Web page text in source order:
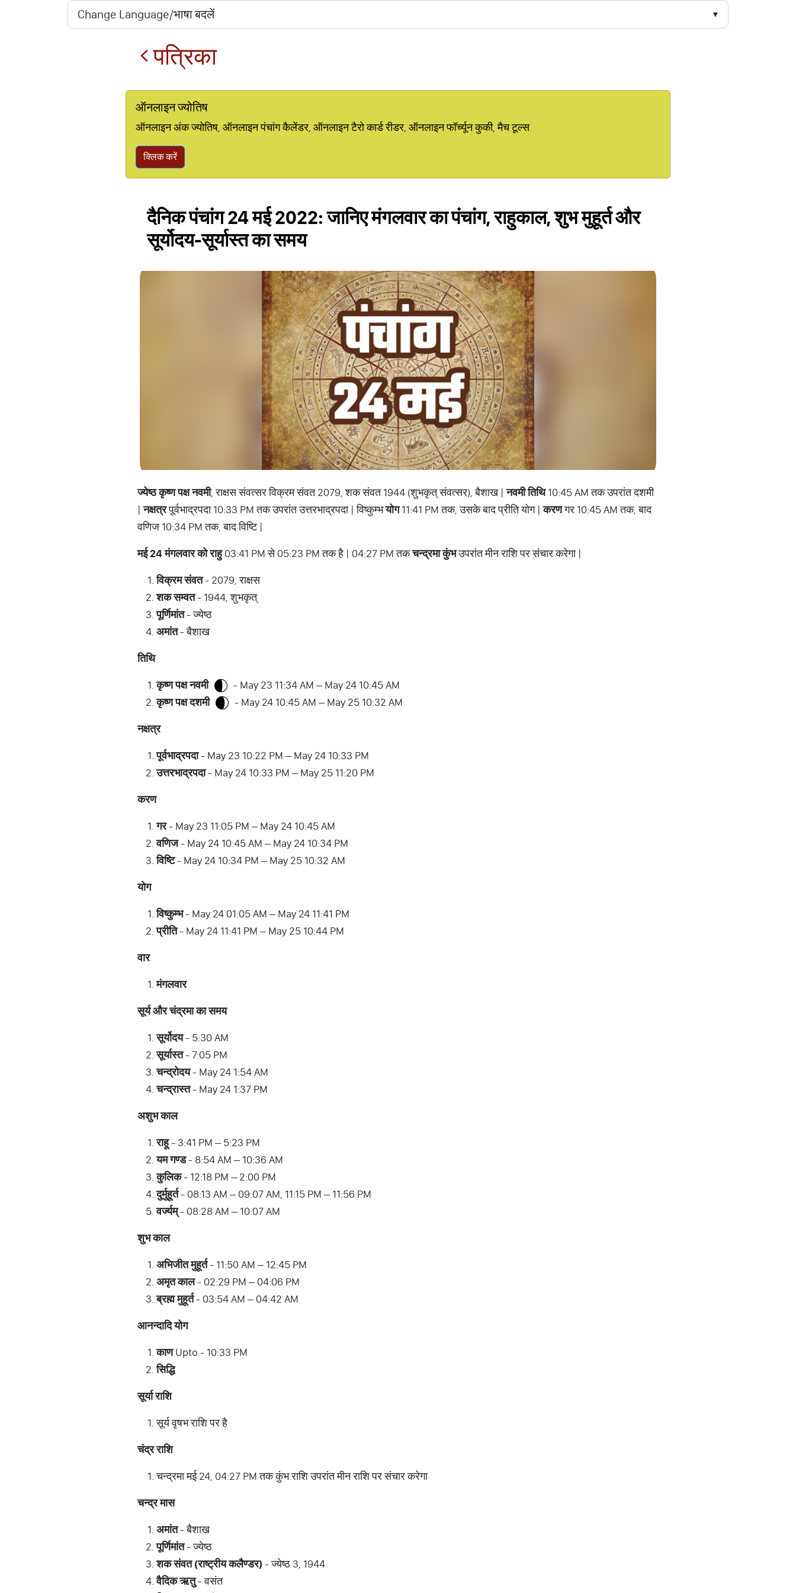
पत्रिका
ऑनलाइन ज्योतिष
ऑनलाइन अंक ज्योतिष, ऑनलाइन पंचांग कैलेंडर, ऑनलाइन टैरो कार्ड रीडर, ऑनलाइन फॉर्च्यून कुकी, मैच टूल्स
क्लिक करें
दैनिक पंचांग 24 मई 2022: जानिए मंगलवार का पंचांग, राहुकाल, शुभ मुहूर्त और
सूर्योदय-सूर्यास्त का समय
ज्येष्ठकृष्णपक्षनवमी, राक्षस संवत्सर विक्रम संवत 2079, शक संवत 1944 (शुभकृत् संवत्सर), बैशाख |नवमीतिथि10:45 AM तक उपरांत दशमी
|नक्षत्रपूर्वभाद्रपदा 10:33 PM तक उपरांत उत्तरभाद्रपदा | विष्कुम्भयोग11:41 PM तक, उसके बाद प्रीति योग |करणगर 10:45 AM तक, बाद
वणिज 10:34 PM तक, बाद विष्टि |
मई24मंगलवारकोराहु 03:41 PM से 05:23 PM तक है | 04:27 PM तकचन्द्रमाकुंभउपरांत मीन राशि पर संचार करेगा |
विक्रमसंवत- 2079, राक्षस
शकसम्वत- 1944, शुभकृत्
पूर्णिमांत- ज्येष्ठ
अमांत- बैशाख
तिथि
कृष्णपक्षनवमी
- May 23 11:34 AM – May 24 10:45 AM
कृष्णपक्षदशमी - May 24 10:45 AM – May 25 10:32 AM
नक्षत्र
पूर्वभाद्रपदा- May 23 10:22 PM – May 24 10:33 PM
उत्तरभाद्रपदा- May 24 10:33 PM – May 25 11:20 PM
करण
गर- May 23 11:05 PM – May 24 10:45 AM
वणिज- May 24 10:45 AM – May 24 10:34 PM
विष्टि- May 24 10:34 PM – May 25 10:32 AM
योग
विष्कुम्भ- May 24 01:05 AM – May 24 11:41 PM
प्रीति- May 24 11:41 PM – May 25 10:44 PM
वार
मंगलवार
सूर्यऔरचंद्रमाकासमय
सूर्योदय- 5:30 AM
सूर्यास्त- 7:05 PM
चन्द्रोदय- May 24 1:54 AM
चन्द्रास्त- May 24 1:37 PM
अशुभकाल
राहू- 3:41 PM – 5:23 PM
यमगण्ड- 8:54 AM – 10:36 AM
कुलिक- 12:18 PM – 2:00 PM
दुर्मुहूर्त- 08:13 AM – 09:07 AM, 11:15 PM – 11:56 PM
वर्ज्यम्- 08:28 AM – 10:07 AM
शुभकाल
अभिजीतमुहूर्त- 11:50 AM – 12:45 PM
अमृतकाल- 02:29 PM – 04:06 PM
ब्रह्ममुहूर्त- 03:54 AM – 04:42 AM
आनन्दादियोग
काणUpto - 10:33 PM
सिद्धि
सूर्याराशि
सूर्य वृषभ राशि पर है
चंद्रराशि
चन्द्रमा मई 24, 04:27 PM तक कुंभ राशि उपरांत मीन राशि पर संचार करेगा
चन्द्रमास
अमांत- बैशाख
पूर्णिमांत- ज्येष्ठ
शकसंवत(राष्ट्रीयकलैण्डर) - ज्येष्ठ 3, 1944
वैदिकऋतु- वसंत